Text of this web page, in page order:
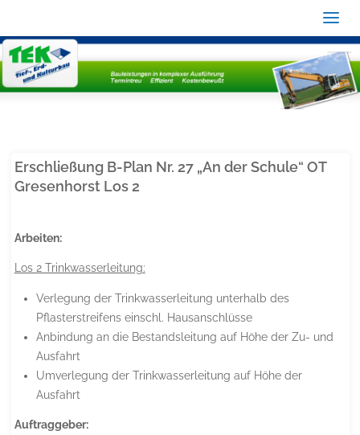
Erschließung B-Plan Nr. 27 „An der Schule“ OT
Gresenhorst Los 2
Arbeiten:
Los 2 Trinkwasserleitung:
Verlegung der Trinkwasserleitung unterhalb des
Pflasterstreifens einschl. Hausanschlüsse
Anbindung an die Bestandsleitung auf Höhe der Zu- und
Ausfahrt
Umverlegung der Trinkwasserleitung auf Höhe der
Ausfahrt
Auftraggeber: